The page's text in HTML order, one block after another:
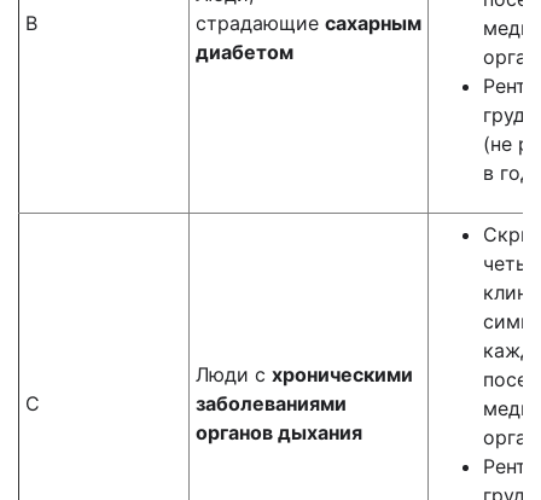
В
страдающие сахарным
диабетом
(не
в год)
С
Люди с хроническими
заболеваниями
органов дыхания